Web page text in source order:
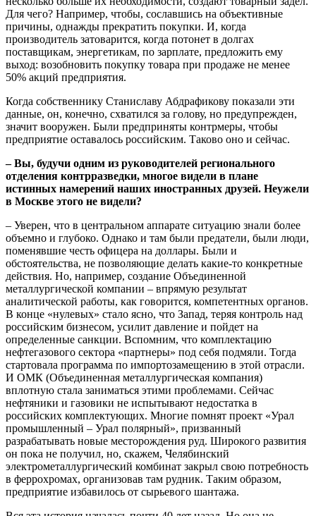
Для чего? Например, чтобы, сославшись на объективные
причины, однажды прекратить покупки. И, когда
производитель затоварится, когда потонет в долгах
поставщикам, энергетикам, по зарплате, предложить ему
выход: возобновить покупку товара при продаже не менее
50% акций предприятия.
Когда собственнику Станиславу Абдрафикову показали эти
данные, он, конечно, схватился за голову, но предупрежден,
значит вооружен. Были предприняты контрмеры, чтобы
предприятие оставалось российским. Таково оно и сейчас.
– Вы, будучи одним из руководителей регионального
отделения контрразведки, многое видели в плане
истинных намерений наших иностранных друзей. Неужели
в Москве этого не видели?
– Уверен, что в центральном аппарате ситуацию знали более
объемно и глубоко. Однако и там были предатели, были люди,
поменявшие честь офицера на доллары. Были и
обстоятельства, не позволяющие делать какие-то конкретные
действия. Но, например, создание Объединенной
металлургической компании – впрямую результат
аналитической работы, как говорится, компетентных органов.
В конце «нулевых» стало ясно, что Запад, теряя контроль над
российским бизнесом, усилит давление и пойдет на
определенные санкции. Вспомним, что комплектацию
нефтегазового сектора «партнеры» под себя подмяли. Тогда
стартовала программа по импортозамещению в этой отрасли.
И ОМК (Объединенная металлургическая компания)
вплотную стала заниматься этими проблемами. Сейчас
нефтяники и газовики не испытывают недостатка в
российских комплектующих. Многие помнят проект «Урал
промышленный – Урал полярный», призванный
разрабатывать новые месторождения руд. Широкого развития
он пока не получил, но, скажем, Челябинский
электрометаллургический комбинат закрыл свою потребность
в феррохромах, организовав там рудник. Таким образом,
предприятие избавилось от сырьевого шантажа.